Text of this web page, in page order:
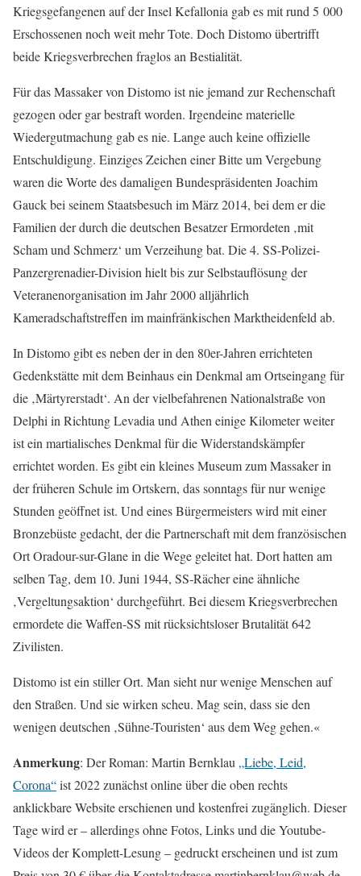
Kriegsgefangenen auf der Insel Kefallonia gab es mit rund 5 000
Erschossenen noch weit mehr Tote. Doch Distomo übertrifft
beide Kriegsverbrechen fraglos an Bestialität.
Für das Massaker von Distomo ist nie jemand zur Rechenschaft
gezogen oder gar bestraft worden. Irgendeine materielle
Wiedergutmachung gab es nie. Lange auch keine offizielle
Entschuldigung. Einziges Zeichen einer Bitte um Vergebung
waren die Worte des damaligen Bundespräsidenten Joachim
Gauck bei seinem Staatsbesuch im März 2014, bei dem er die
Familien der durch die deutschen Besatzer Ermordeten ‚mit
Scham und Schmerz‘ um Verzeihung bat. Die 4. SS-Polizei-
Panzergrenadier-Division hielt bis zur Selbstauflösung der
Veteranenorganisation im Jahr 2000 alljährlich
Kameradschaftstreffen im mainfränkischen Marktheidenfeld ab.
In Distomo gibt es neben der in den 80er-Jahren errichteten
Gedenkstätte mit dem Beinhaus ein Denkmal am Ortseingang für
die ‚Märtyrerstadt‘. An der vielbefahrenen Nationalstraße von
Delphi in Richtung Levadia und Athen einige Kilometer weiter
ist ein martialisches Denkmal für die Widerstandskämpfer
errichtet worden. Es gibt ein kleines Museum zum Massaker in
der früheren Schule im Ortskern, das sonntags für nur wenige
Stunden geöffnet ist. Und eines Bürgermeisters wird mit einer
Bronzebüste gedacht, der die Partnerschaft mit dem französischen
Ort Oradour-sur-Glane in die Wege geleitet hat. Dort hatten am
selben Tag, dem 10. Juni 1944, SS-Rächer eine ähnliche
‚Vergeltungsaktion‘ durchgeführt. Bei diesem Kriegsverbrechen
ermordete die Waffen-SS mit rücksichtsloser Brutalität 642
Zivilisten.
Distomo ist ein stiller Ort. Man sieht nur wenige Menschen auf
den Straßen. Und sie wirken scheu. Mag sein, dass sie den
wenigen deutschen ‚Sühne-Touristen‘ aus dem Weg gehen.«
Anmerkung: Der Roman: Martin Bernklau „Liebe, Leid,
Corona“ist 2022 zunächst online über die oben rechts
anklickbare Website erschienen und kostenfrei zugänglich. Dieser
Tage wird er – allerdings ohne Fotos, Links und die Youtube-
Videos der Komplett-Lesung – gedruckt erscheinen und ist zum